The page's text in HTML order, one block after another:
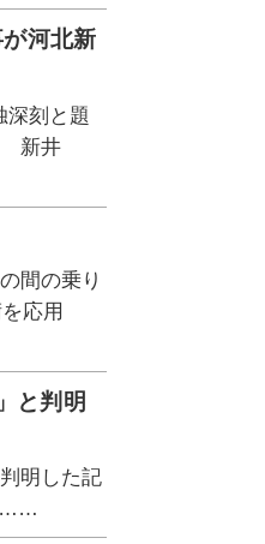
河北新
深刻と題
新井
間の乗り
応用
と判明
明した記
……